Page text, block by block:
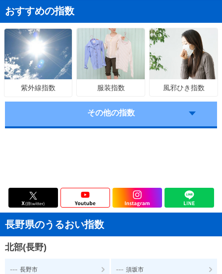
おすすめの指数
紫外線指数 服装指数 風邪ひき指数
その他の指数
長野県のうるおい指数
北部(長野)
--- 長野市 --- 須坂市